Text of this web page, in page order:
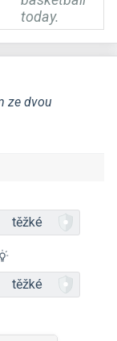
today.
ze dvou
těžké
těžké